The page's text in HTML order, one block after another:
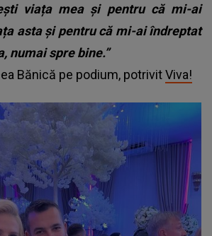
viața mea și pentru că mi-ai
asta și pentru că mi-ai îndreptat
numai spre bine.”
Bănică pe podium, potrivitViva!